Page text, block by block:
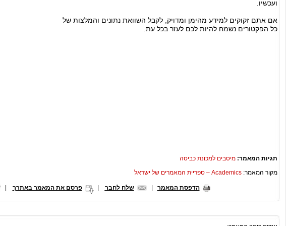
ועכשיו.
אם אתם זקוקים למידע מהימן ומדויק, לקבל השוואת נתונים והמלצות של
כל הפקטורים נשמח להיות לכם לעזר בכל עת.
תגיות המאמר: מיסבים למכונת כביסה
מקור המאמר: Academics – ספריית המאמרים של ישראל
הדפסת המאמר שלח לחבר פרסם את המאמר באתרך |